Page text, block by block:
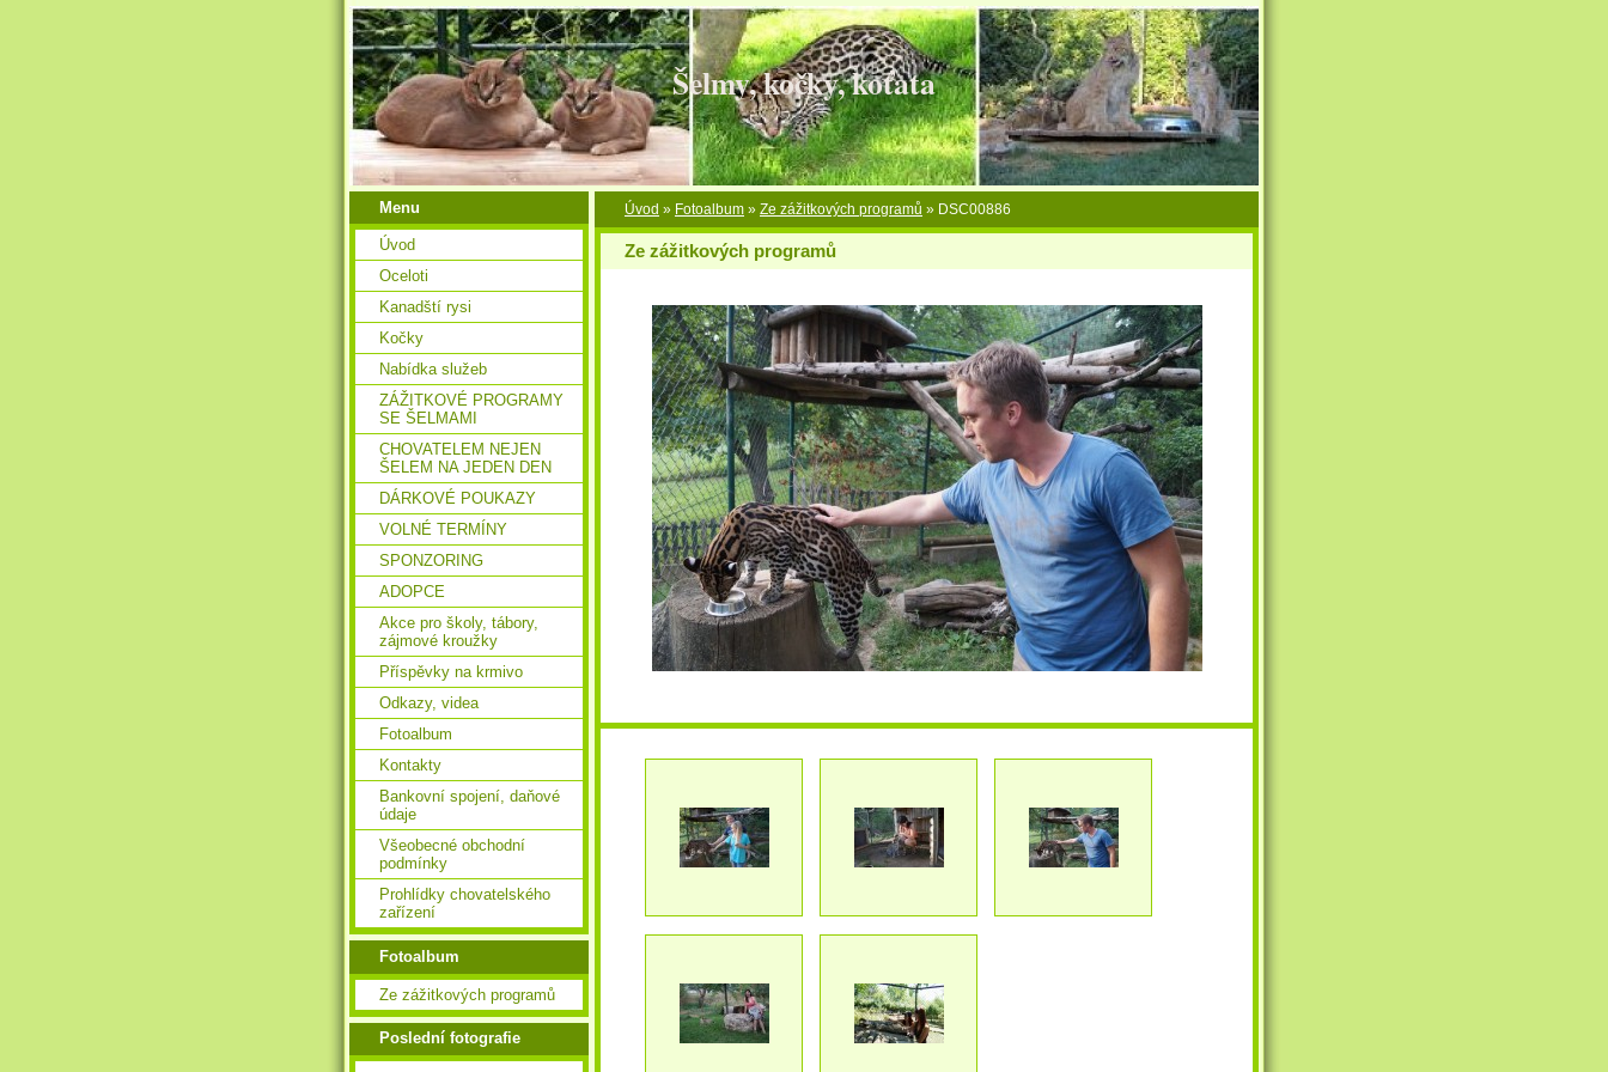
Šelmy, kočky, koťata
Úvod » Fotoalbum » Ze zážitkových programů » DSC00886
Ze zážitkových programů
Menu
Úvod
Oceloti
Kanadští rysi
Kočky
Nabídka služeb
ZÁŽITKOVÉ PROGRAMY
SE ŠELMAMI
CHOVATELEM NEJEN
ŠELEM NA JEDEN DEN
DÁRKOVÉ POUKAZY
VOLNÉ TERMÍNY
SPONZORING
ADOPCE
Akce pro školy, tábory,
zájmové kroužky
Příspěvky na krmivo
Odkazy, videa
Fotoalbum
Kontakty
Bankovní spojení, daňové
údaje
Všeobecné obchodní
podmínky
Prohlídky chovatelského
zařízení
Fotoalbum
Ze zážitkových programů
Poslední fotografie